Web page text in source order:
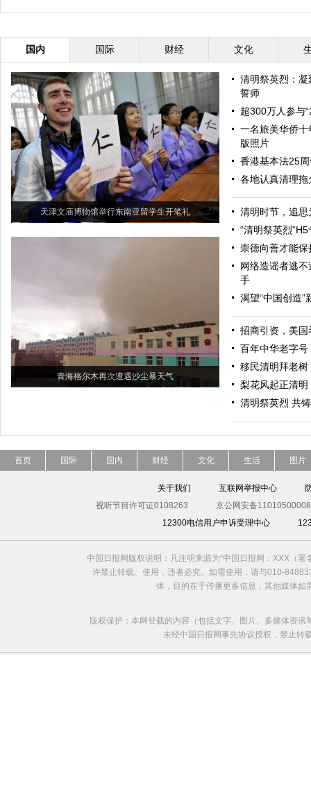
国内 国际 财经 文化
天津文庙博物馆举行东南亚留学生开笔礼
青海格尔木再次遭遇沙尘暴天气
清明祭英烈：
誓师
超300万人参与
一名旅美华侨
版照片
香港基本法25
各地认真清理
清明时节，追
“清明祭英烈
崇德向善才能保
网络造谣者逃
手
渴望“中国创造”
招商引资，美
百年中华老字
移民清明拜老树
梨花风起正清
清明祭英烈 共
首页 国际 国内 财经 文化 生活 图片
关于我们 互联网举报中心
视听节目许可证0108263
京公网安备
12300电信用户申诉受理中心
中国日报网版权说明：凡注明来源为“中国日报网：XXX（
许禁止转载、使用，违者必究。如需使用，请与010-
体，目的在于传播更多信息，其他媒体
版权保护：本网登载的内容（包括文字、图片、多媒体资
未经中国日报网事先协议授权，禁止转